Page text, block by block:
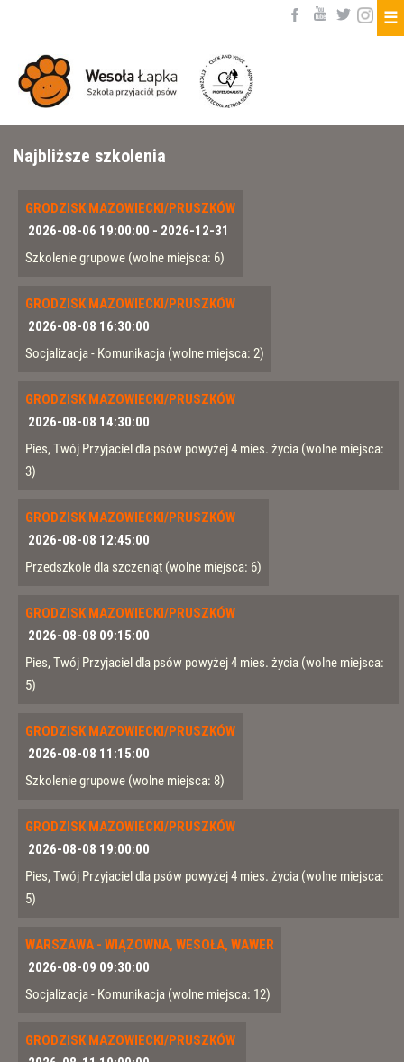
☰
Najbliższe szkolenia
GRODZISK MAZOWIECKI/PRUSZKÓW
2026-08-06 19:00:00 - 2026-12-31
Szkolenie grupowe (wolne miejsca: 6)
GRODZISK MAZOWIECKI/PRUSZKÓW
2026-08-08 16:30:00
Socjalizacja - Komunikacja (wolne miejsca: 2)
GRODZISK MAZOWIECKI/PRUSZKÓW
2026-08-08 14:30:00
Pies, Twój Przyjaciel dla psów powyżej 4 mies. życia (wolne miejsca:
3)
GRODZISK MAZOWIECKI/PRUSZKÓW
2026-08-08 12:45:00
Przedszkole dla szczeniąt (wolne miejsca: 6)
GRODZISK MAZOWIECKI/PRUSZKÓW
2026-08-08 09:15:00
Pies, Twój Przyjaciel dla psów powyżej 4 mies. życia (wolne miejsca:
5)
GRODZISK MAZOWIECKI/PRUSZKÓW
2026-08-08 11:15:00
Szkolenie grupowe (wolne miejsca: 8)
GRODZISK MAZOWIECKI/PRUSZKÓW
2026-08-08 19:00:00
Pies, Twój Przyjaciel dla psów powyżej 4 mies. życia (wolne miejsca:
5)
WARSZAWA - WIĄZOWNA, WESOŁA, WAWER
2026-08-09 09:30:00
Socjalizacja - Komunikacja (wolne miejsca: 12)
GRODZISK MAZOWIECKI/PRUSZKÓW